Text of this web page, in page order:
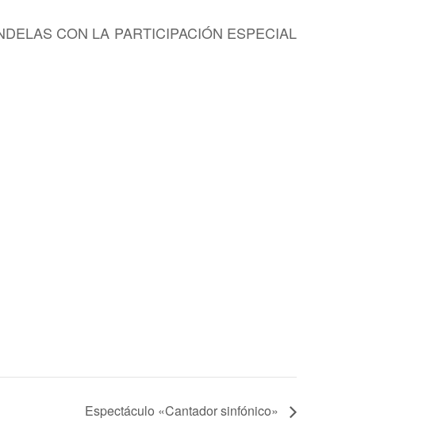
CON LA PARTICIPACIÓN ESPECIAL
Espectáculo «Cantador sinfónico»